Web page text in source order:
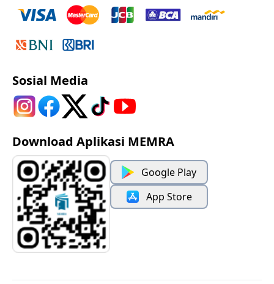
Sosial Media
Download Aplikasi MEMRA
Google Play
App Store